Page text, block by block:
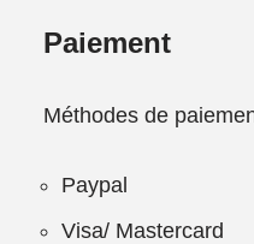
Paiement
Méthodes de
Paypal
Visa/ Mastercard